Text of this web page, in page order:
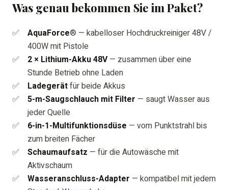
Was genau bekommen Sie im Paket?
AquaForce® — kabelloser Hochdruckreiniger 48V /
400W mit Pistole
2 × Lithium-Akku 48V— zusammen über eine
Stunde Betrieb ohne Laden
Ladegerätfür beide Akkus
5-m-Saugschlauch mit Filter — saugt Wasser aus
jeder Quelle
6-in-1-Multifunktionsdüse — vom Punktstrahl bis
zum breiten Fächer
Schaumaufsatz — für die Autowäsche mit
Aktivschaum
Wasseranschluss-Adapter — kompatibel mit jedem